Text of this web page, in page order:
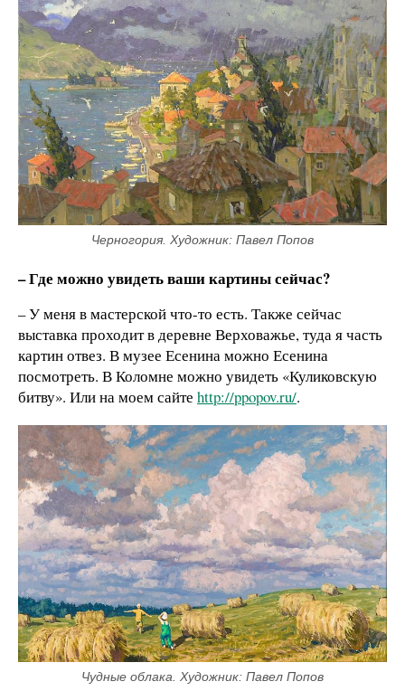
Черногория. Художник: Павел Попов
– Где можно увидеть ваши картины сейчас?
– У меня в мастерской что-то есть. Также сейчас
выставка проходит в деревне Верховажье, туда я часть
картин отвез. В музее Есенина можно Есенина
посмотреть. В Коломне можно увидеть «Куликовскую
битву». Или на моем сайте http://ppopov.ru/.
Чудные облака. Художник: Павел Попов